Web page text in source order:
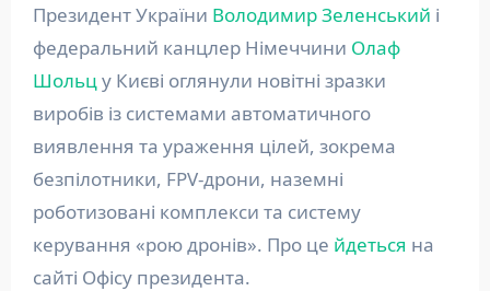
Президент України Володимир Зеленський і
федеральний канцлер Німеччини Олаф
Шольцу Києві оглянули новітні зразки
виробів із системами автоматичного
виявлення та ураження цілей, зокрема
безпілотники, FPV-дрони, наземні
роботизовані комплекси та систему
керування «рою дронів». Про це йдеться на
сайті Офісу президента.